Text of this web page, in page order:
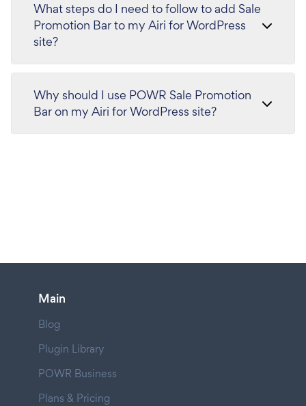
What steps do I need to follow to add Sale
Promotion Bar to my Airi for WordPress
site?
Why should I use POWR Sale Promotion
Bar on my Airi for WordPress site?
Main
Blog
Plugin Library
POWR Business
Plans & Pricing